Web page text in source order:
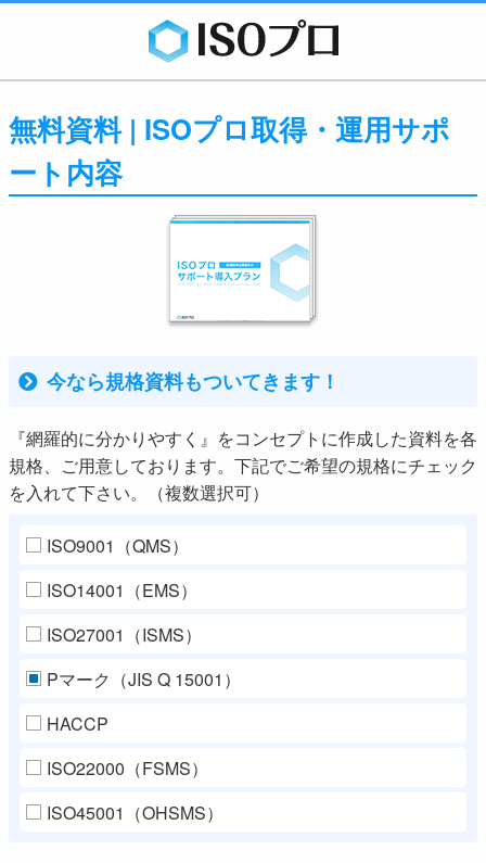
無料資料 | ISOプロ取得・運用サポ
ート内容
今なら規格資料もついてきます！
『網羅的に分かりやすく』をコンセプトに作成した資料を各
規格、ご用意しております。下記でご希望の規格にチェック
を入れて下さい。（複数選択可）
ISO9001（QMS）
ISO14001（EMS）
ISO27001（ISMS）
Pマーク（JIS Q 15001）
HACCP
ISO22000（FSMS）
ISO45001（OHSMS）